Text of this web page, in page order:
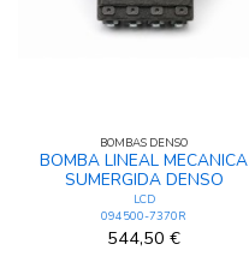
BOMBAS DENSO
BOMBA LINEAL MECANICA
SUMERGIDA DENSO
LCD
094500-7370R
544,50 €